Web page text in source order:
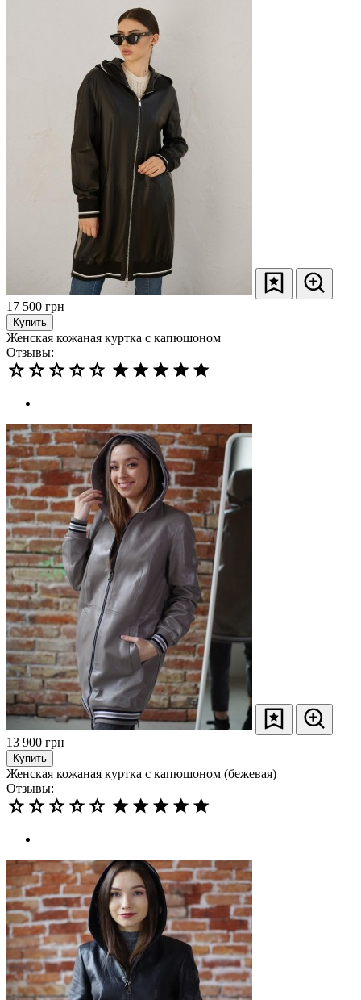
17 500 грн
Купить
Женская кожаная куртка с капюшоном
Отзывы:
13 900 грн
Купить
Женская кожаная куртка с капюшоном (бежевая)
Отзывы: